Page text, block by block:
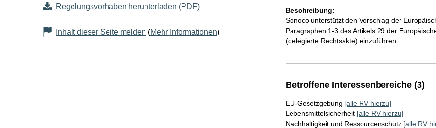
Regelungsvorhaben herunterladen (PDF)
Inhalt dieser Seite melden (Mehr Informationen)
Beschreibung:
Sonoco unterstützt den Vorschlag der
Paragraphen 1-3 des Artikels 29 der
(delegierte Rechtsakte) einzuführen.
Betroffene Interessenbereiche (3)
EU-Gesetzgebung [alle RV hierzu]
Lebensmittelsicherheit [alle RV hierzu]
Nachhaltigkeit und Ressourcenschutz [alle RV